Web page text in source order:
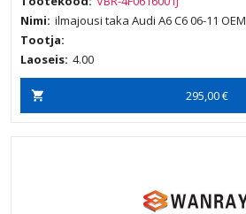
Nimi: ilmajousi taka Audi A6 C6 06-11 OEM
Tootja:
Laoseis: 4.00
295,00 €